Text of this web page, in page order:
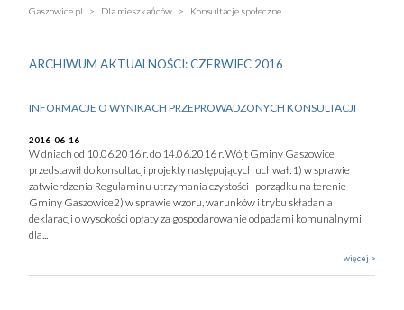
Gaszowice.pl Dla mieszkańców Konsultacje społeczne
ARCHIWUM AKTUALNOŚCI: CZERWIEC 2016
INFORMACJE O WYNIKACH PRZEPROWADZONYCH KONSULTACJI
2016-06-16
W dniach od 10.06.2016 r. do 14.06.2016 r. Wójt Gminy Gaszowice
przedstawił do konsultacji projekty następujących uchwał:1) w sprawie
zatwierdzenia Regulaminu utrzymania czystości i porządku na terenie
Gminy Gaszowice2) w sprawie wzoru, warunków i trybu składania
deklaracji o wysokości opłaty za gospodarowanie odpadami komunalnymi
dla...
więcej >